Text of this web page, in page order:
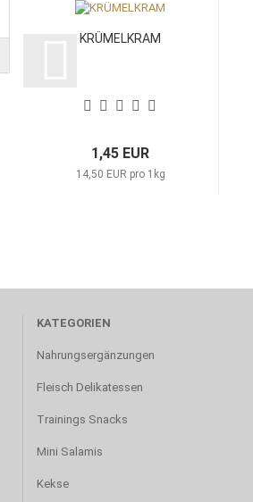
KRÜMELKRAM
1,45 EUR
14,50 EUR pro 1kg
KATEGORIEN
Nahrungsergänzungen
Fleisch Delikatessen
Trainings Snacks
Mini Salamis
Kekse